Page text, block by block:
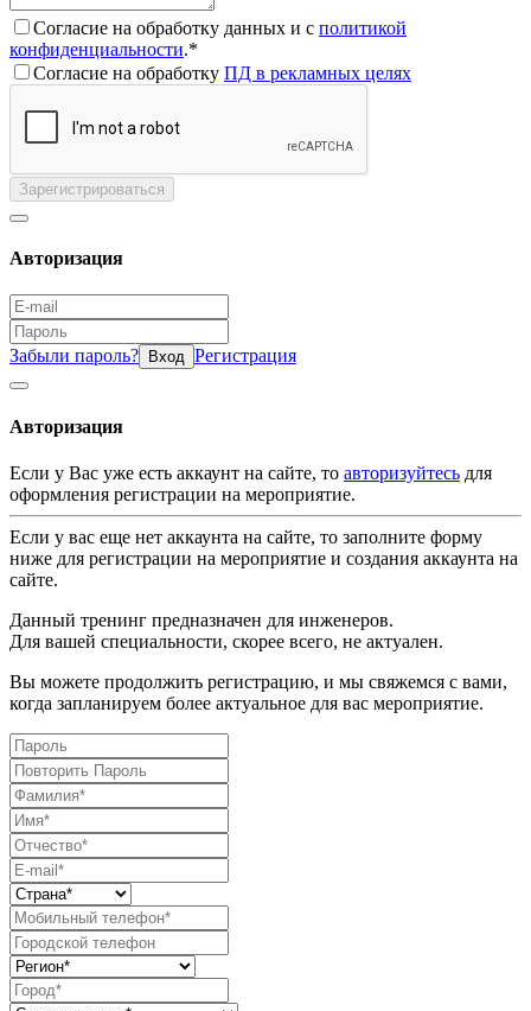
Согласие на обработку данных и с политикой
конфиденциальности.*
Согласие на обработку ПД в рекламных целях
Зарегистрироваться
Авторизация
Забыли пароль? Вход Регистрация
Авторизация
Если у Вас уже есть аккаунт на сайте, то авторизуйтесь для
оформления регистрации на мероприятие.
Если у вас еще нет аккаунта на сайте, то заполните форму
ниже для регистрации на мероприятие и создания аккаунта на
сайте.
Данный тренинг предназначен для инженеров.
Для вашей специальности, скорее всего, не актуален.
Вы можете продолжить регистрацию, и мы свяжемся с вами,
когда запланируем более актуальное для вас мероприятие.